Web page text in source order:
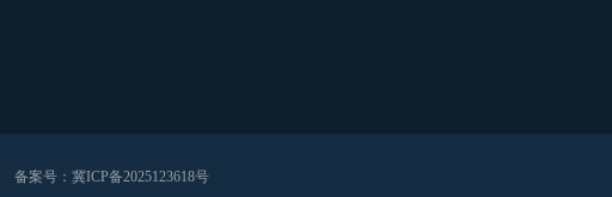
备案号：冀ICP备2025123618号